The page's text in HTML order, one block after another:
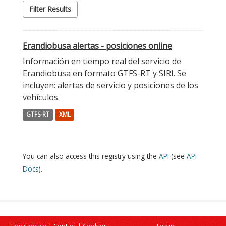
Filter Results
Erandiobusa alertas - posiciones online
Información en tiempo real del servicio de
Erandiobusa en formato GTFS-RT y SIRI. Se
incluyen: alertas de servicio y posiciones de los
vehículos.
GTFS-RT XML
You can also access this registry using the API (see API
Docs).